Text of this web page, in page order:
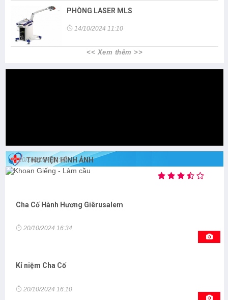
PHÒNG LASER MLS
14/10/2024 11:10
<< Xem thêm >>
THƯ VIỆN HÌNH ẢNH
Khoan Giếng - Làm cầu
20/10/2024 16:35
Cha Cố Hành Hương Giêrusalem
20/10/2024 16:34
Kỉ niệm Cha Cố
20/10/2024 16:10